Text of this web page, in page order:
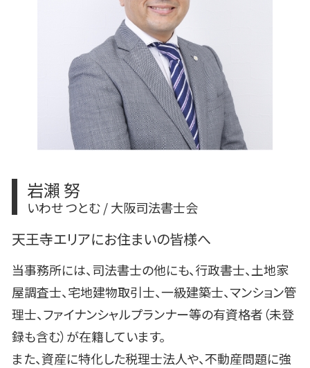
相続 手続き 代行
相続 放棄 手続き
岩瀨 努
いわせ つとむ / 大阪司法書士会
天王寺エリアにお住まいの皆様へ
当事務所には、司法書士の他にも、行政書士、土地家
屋調査士、宅地建物取引士、一級建築士、マンション管
理士、ファイナンシャルプランナー等の有資格者（未登
録も含む）が在籍しています。
また、資産に特化した税理士法人や、不動産問題に強